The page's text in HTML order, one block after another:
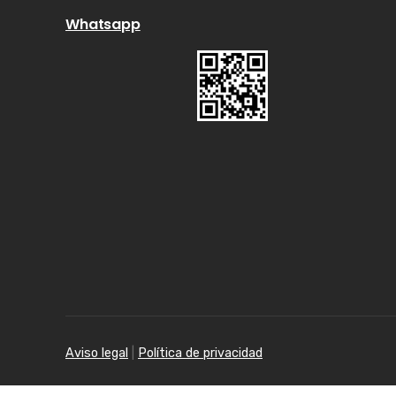
Whatsapp
Aviso legal Política de privacidad